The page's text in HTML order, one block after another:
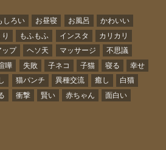
しろい お昼寝 お風呂
かわいい
もふもふ インスタ
カリカリ
ップ ヘソ天 マッサージ
不思議
嘩 失敗 子ネコ 子猫 寝る
幸せ
猫パンチ 異種交流 癒し
白猫
衝撃 賢い 赤ちゃん
面白い